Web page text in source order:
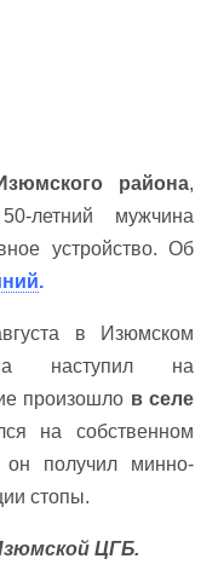
района,
летний мужчина
устройство. Об
.
в Изюмском
наступил на
произошло в селе
на собственном
он получил минно-
стопы.
ЦГБ.